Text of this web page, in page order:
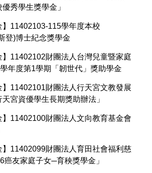
優秀學生獎學金」
】11402103-115學年度本校
登)博士紀念獎學金
】11402102財團法人台灣兒童暨家庭
年度第1學期「韌世代」獎助學金
】11402101財團法人行天宮文教發展
宮資優學生長期獎助辦法」
】11402100財團法人文向教育基金會
】11402099財團法人育田社會福利慈
癌友家庭子女─育秧獎學金」